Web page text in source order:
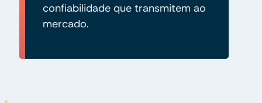
confiabilidade que transmitem ao
mercado.